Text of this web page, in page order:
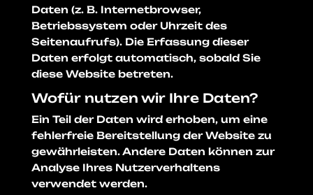
Daten (z. B. Internetbrowser,
Betriebssystem oder Uhrzeit des
Seitenaufrufs). Die Erfassung dieser
Daten erfolgt automatisch, sobald Sie
diese Website betreten.
Wofür nutzen wir Ihre Daten?
Ein Teil der Daten wird erhoben, um eine
fehlerfreie Bereitstellung der Website zu
gewährleisten. Andere Daten können zur
Analyse Ihres Nutzerverhaltens
verwendet werden.